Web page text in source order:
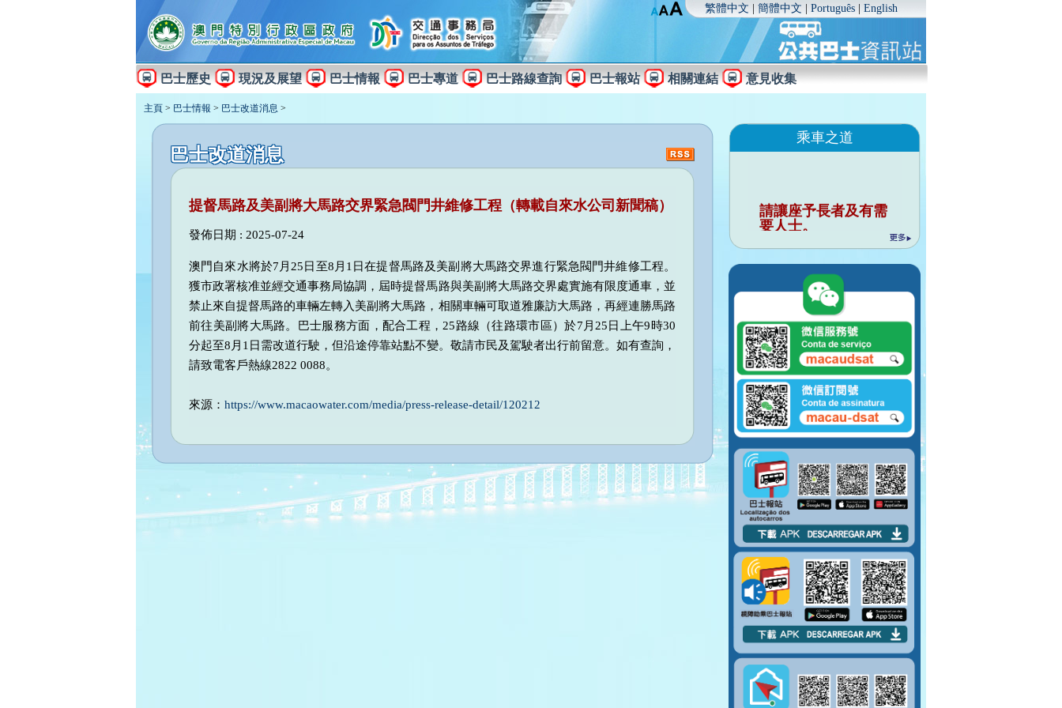
繁體中文 簡體中文 Português English
巴士歷史 現況及展望 巴士情報 巴士專道 巴士路線查詢 巴士報站 相關連結 意見收集
主頁 > 巴士情報 > 巴士改道消息 >
巴士改道消息
提督馬路及美副將大馬路交界緊急閥門井維修工程（轉載自來水公司新聞稿）
發佈日期 : 2025-07-24
澳門自來水將於7月25日至8月1日在提督馬路及美副將大馬路交界進行緊急閥門井維修工程。
獲市政署核准並經交通事務局協調，屆時提督馬路與美副將大馬路交界處實施有限度通車，並
禁止來自提督馬路的車輛左轉入美副將大馬路，相關車輛可取道雅廉訪大馬路，再經連勝馬路
前往美副將大馬路。巴士服務方面，配合工程，25路線（往路環市區）於7月25日上午9時30
分起至8月1日需改道行駛，但沿途停靠站點不變。敬請市民及駕駛者出行前留意。如有查詢，
請致電客戶熱線2822 0088。
來源： https://www.macaowater.com/media/press-release-detail/120212
乘車之道
請讓座予長者及有需
要人士。
行車時請勿與司機談
話。
請勿把個人物品佔用
行車時請緊握扶手。
請向將抵站巴士揚
手，示意登車。
請排隊上車。 請勿將
腳踏到對面座位上。
請先包裹好易碎物品
才上車。
嚴禁在車廂內吸煙。
請勿攜帶大型物件上
巴士。
上車後請盡量行入車
廂中間。
巴士未停穩，請勿上
落車。
請於指定車門上落
車。